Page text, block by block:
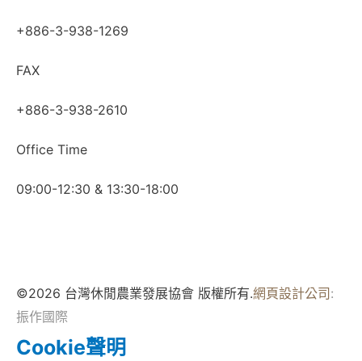
+886-3-938-1269
FAX
+886-3-938-2610
Office Time
09:00-12:30 & 13:30-18:00
©2026 台灣休閒農業發展協會 版權所有.網頁設計公司:
振作國際
Cookie聲明